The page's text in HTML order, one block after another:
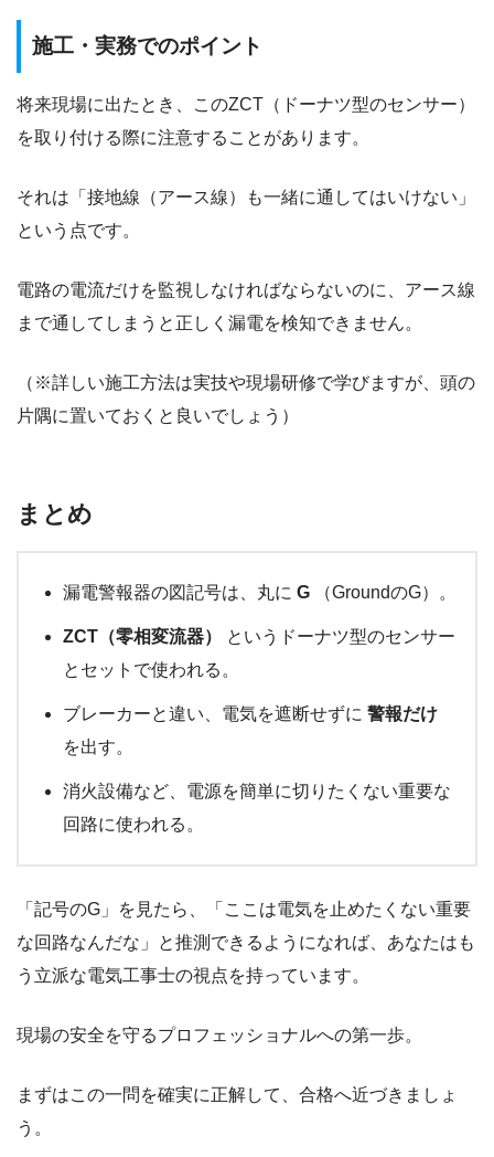
施工・実務でのポイント
将来現場に出たとき、このZCT（ドーナツ型のセンサー）
を取り付ける際に注意することがあります。
それは「接地線（アース線）も一緒に通してはいけない」
という点です。
電路の電流だけを監視しなければならないのに、アース線
まで通してしまうと正しく漏電を検知できません。
（※詳しい施工方法は実技や現場研修で学びますが、頭の
片隅に置いておくと良いでしょう）
まとめ
漏電警報器の図記号は、丸に G （GroundのG）。
ZCT（零相変流器）
というドーナツ型のセンサー
とセットで使われる。
ブレーカーと違い、電気を遮断せずに 警報だけ
を出す。
消火設備など、電源を簡単に切りたくない重要な
回路に使われる。
「記号のG」を見たら、「ここは電気を止めたくない重要
な回路なんだな」と推測できるようになれば、あなたはも
う立派な電気工事士の視点を持っています。
現場の安全を守るプロフェッショナルへの第一歩。
まずはこの一問を確実に正解して、合格へ近づきましょ
う。